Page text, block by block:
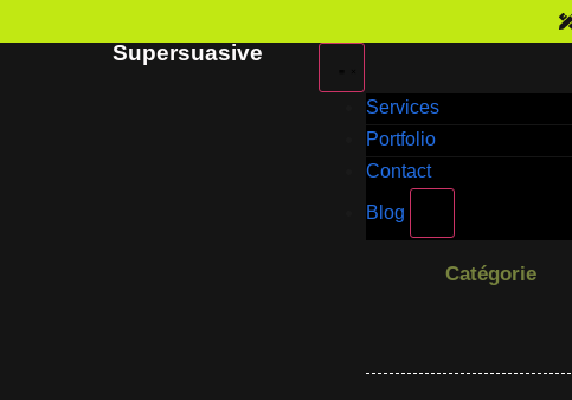
Supersuasive
Services
Portfolio
Contact
Blog
Catégorie